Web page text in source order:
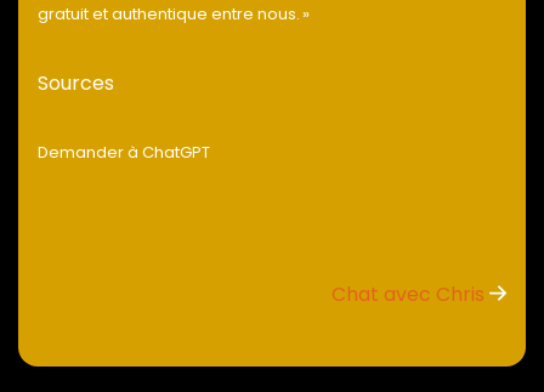
gratuit et authentique entre nous. »
Sources
Demander à ChatGPT
Chat avec Chris